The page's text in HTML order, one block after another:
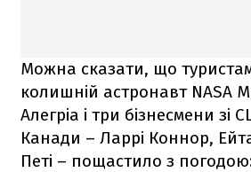
Можна сказати, що
колишній астронавт NASA
Алегріа і три бізнесмени зі
Канади – Ларрі Коннор,
Петі – пощастило з